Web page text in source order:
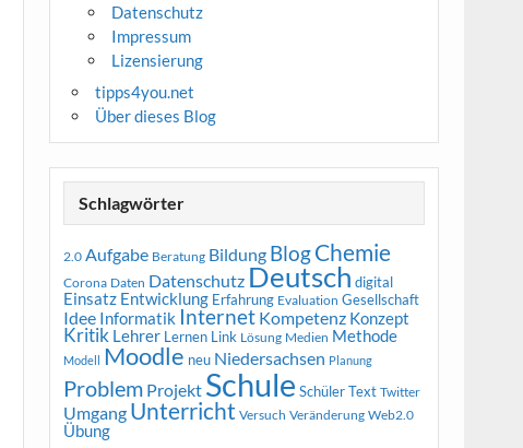
Datenschutz
Impressum
Lizensierung
tipps4you.net
Über dieses Blog
Schlagwörter
2.0 Aufgabe Beratung Bildung BlogChemie
Corona Daten Datenschutz Deutsch digital
Einsatz Entwicklung Erfahrung Evaluation Gesellschaft
Idee Informatik Internet Kompetenz Konzept
Kritik Lehrer Lernen Link Lösung Medien Methode
Modell Moodle neu Niedersachsen Planung
Problem Projekt Schule Schüler Text Twitter
Umgang Unterricht Versuch Veränderung Web2.0
Übung